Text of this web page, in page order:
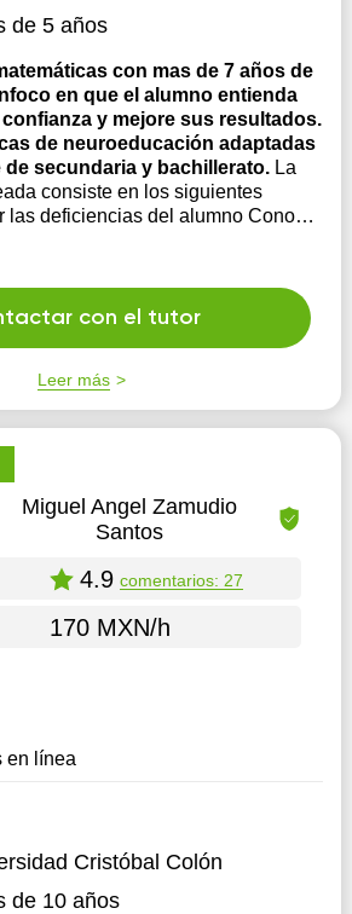
de 5 años
con mas de 7 años de
en que el alumno entienda
y mejore sus resultados.
de neuroeducación adaptadas
de secundaria y bachillerato. La
consiste en los siguientes
alumno busca apoyo 2.
de trabajo de acuerdo a las
Se brindan
como ejerci...
con el tutor
Leer más
Miguel Angel Zamudio
Santos
4.9 comentarios: 27
170 MXN/h
en línea
Cristóbal Colón
de 10 años